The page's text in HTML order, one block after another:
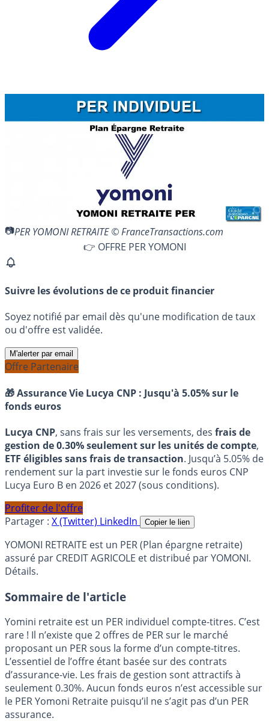
PER YOMONI RETRAITE © FranceTransactions.com
👉 OFFRE PER YOMONI
Suivre les évolutions de ce produit financier
Soyez notifié par email dès qu'une modification de taux
ou d'offre est validée.
M'alerter par email
Offre Partenaire
🎁 Assurance Vie Lucya CNP : Jusqu'à 5.05% sur le
fonds euros
Lucya CNP, sans frais sur les versements, des frais de
gestion de 0.30% seulement sur les unités de compte,
ETF éligibles sans frais de transaction. Jusqu’à 5.05% de
rendement sur la part investie sur le fonds euros CNP
Lucya Euro B en 2026 et 2027 (sous conditions).
Profiter de l'offre
Partager : X (Twitter) LinkedIn Copier le lien
YOMONI RETRAITE est un PER (Plan épargne retraite)
assuré par CREDIT AGRICOLE et distribué par YOMONI.
Détails.
Sommaire de l'article
Yomini retraite est un PER individuel compte-titres. C’est
rare ! Il n’existe que 2 offres de PER sur le marché
proposant un PER sous la forme d’un compte-titres.
L’essentiel de l’offre étant basée sur des contrats
d’assurance-vie. Les frais de gestion sont attractifs à
seulement 0.30%. Aucun fonds euros n’est accessible sur
le PER Yomoni Retraite puisqu’il ne s’agit pas d’un PER
assurance.